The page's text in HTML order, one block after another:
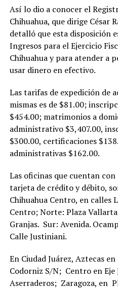
Así lo dio a conocer el
Chihuahua, que dirige César
detalló que esta disposición
Ingresos para el Ejercicio
Chihuahua y para atender a
usar dinero en efectivo.
Las tarifas de expedición de
mismas es de $81.00;
$454.00; matrimonios a
administrativo $3,407.00,
$300.00, certificaciones
administrativas $162.00.
Las oficinas que cuentan
tarjeta de crédito y débito,
Chihuahua Centro, en calles
Centro; Norte: Plaza
Granjas. Sur: Avenida.
Calle Justiniani.
En Ciudad Juárez, Aztecas
Codorniz S/N; Centro en Eje
Aserraderos; Zaragoza, en